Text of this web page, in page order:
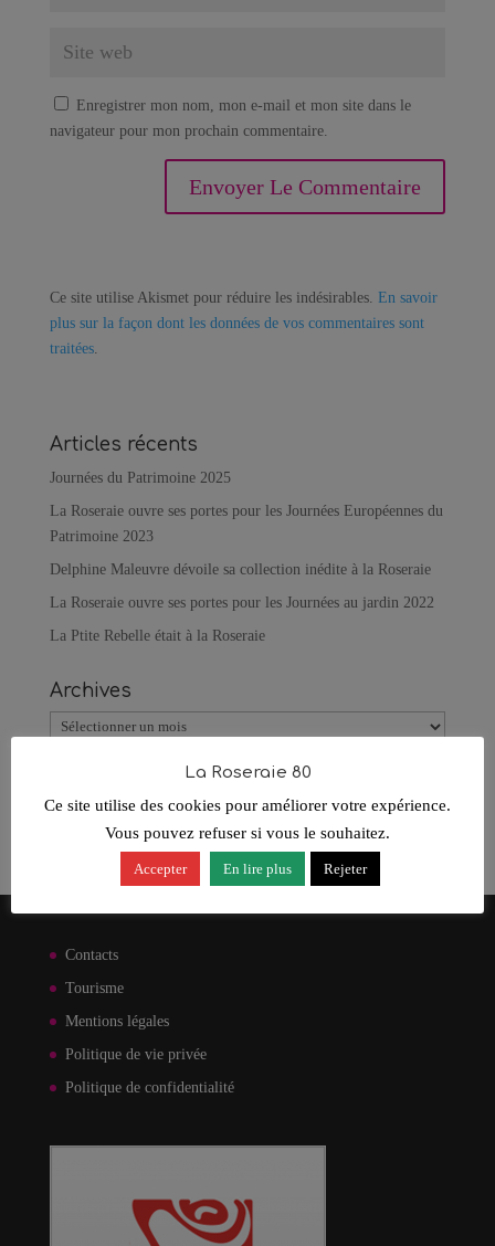
Enregistrer mon nom, mon e-mail et mon site dans le
navigateur pour mon prochain commentaire.
Ce site utilise Akismet pour réduire les indésirables. En savoir
plus sur la façon dont les données de vos commentaires sont
traitées.
Articles récents
Journées du Patrimoine 2025
La Roseraie ouvre ses portes pour les Journées Européennes du
Patrimoine 2023
Delphine Maleuvre dévoile sa collection inédite à la Roseraie
La Roseraie ouvre ses portes pour les Journées au jardin 2022
La Ptite Rebelle était à la Roseraie
Archives
Archives
Contacts
Tourisme
Mentions légales
Politique de vie privée
Politique de confidentialité
La Roseraie 80
Ce site utilise des cookies pour améliorer votre expérience.
Vous pouvez refuser si vous le souhaitez.
Accepter En lire plus Rejeter